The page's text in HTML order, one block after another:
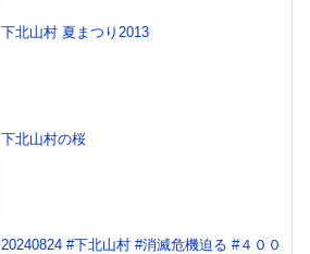
下北山村 夏まつり2013
下北山村の桜
20240824 #下北山村 #消滅危機迫る #４００